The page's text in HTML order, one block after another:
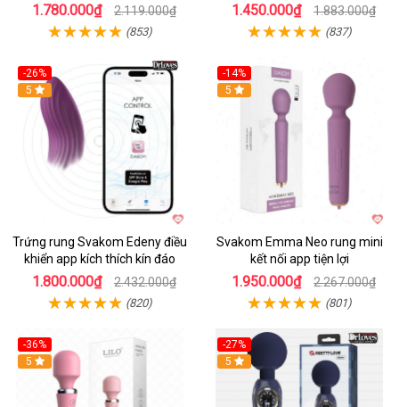
1.780.000₫ 2.119.000₫
(853)
1.450.000₫ 1.883.000₫
(837)
-26%
Hot
5
Trứng rung Svakom Edeny điều
khiển app kích thích kín đáo
1.800.000₫ 2.432.000₫
(820)
-14%
Hot
5
Svakom Emma Neo rung mini
kết nối app tiện lợi
1.950.000₫ 2.267.000₫
(801)
-36%
Hot
5
-27%
Hot
5